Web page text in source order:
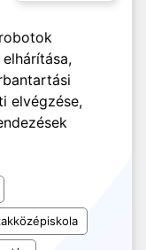
elvégzése,